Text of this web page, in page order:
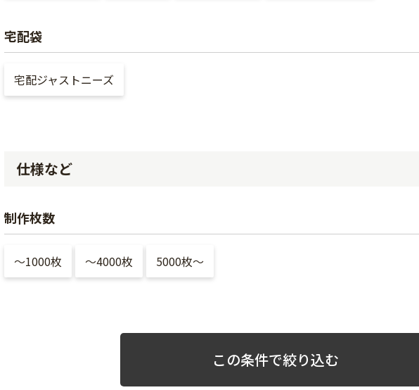
宅配袋
宅配ジャストニーズ
仕様など
制作枚数
〜1000枚 〜4000枚 5000枚〜